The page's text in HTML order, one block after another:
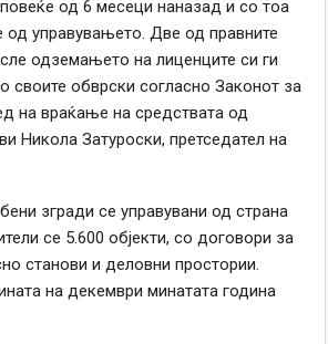
од 6 месеци наназад и со тоа
од управувањето. Две од правните
одземањето на лиценците си ги
своите обврски согласно Законот за
на враќање на средствата од
Никола Затуроски, претседател на
згради се управувани од страна
се 5.600 објекти, со договори за
станови и деловни простории.
на декември минатата година